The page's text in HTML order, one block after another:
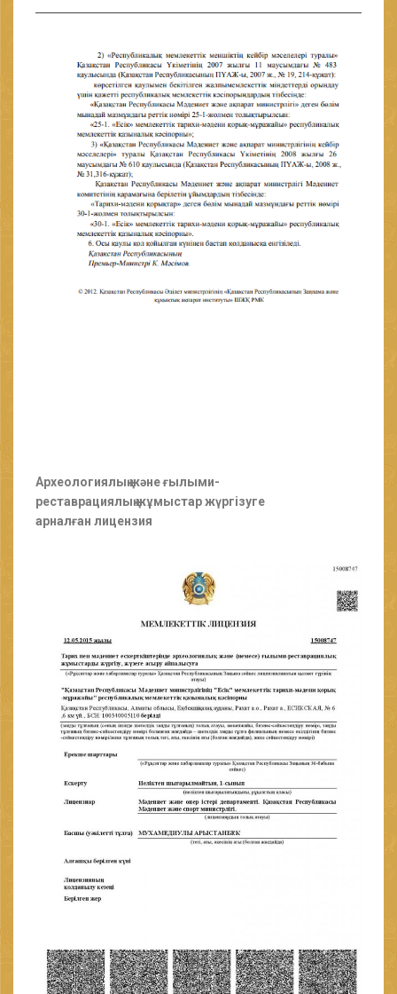
Археологиялық және ғылыми-
реставрациялық жұмыстар жүргізуге
арналған лицензия